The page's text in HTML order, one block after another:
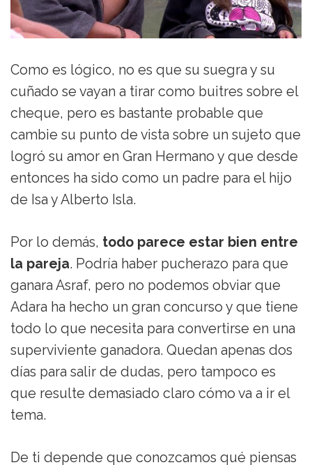
Como es lógico, no es que su suegra y su
cuñado se vayan a tirar como buitres sobre el
cheque, pero es bastante probable que
cambie su punto de vista sobre un sujeto que
logró su amor en Gran Hermano y que desde
entonces ha sido como un padre para el hijo
de Isa y Alberto Isla.
Por lo demás, todo parece estar bien entre
la pareja. Podría haber pucherazo para que
ganara Asraf, pero no podemos obviar que
Adara ha hecho un gran concurso y que tiene
todo lo que necesita para convertirse en una
superviviente ganadora. Quedan apenas dos
días para salir de dudas, pero tampoco es
que resulte demasiado claro cómo va a ir el
tema.
De ti depende que conozcamos qué piensas